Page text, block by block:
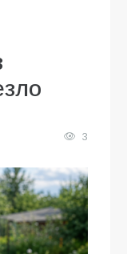
3